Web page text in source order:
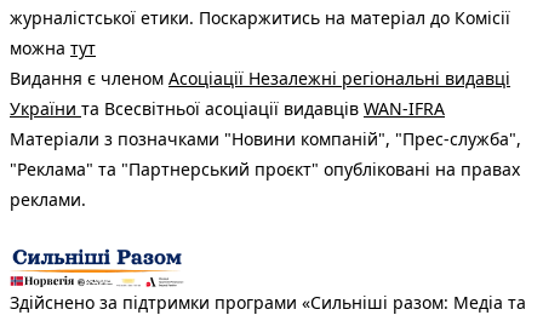
журналістської етики. Поскаржитись на матеріал до Комісії
можна тут
Видання є членом Асоціації Незалежні регіональні видавці
України та Всесвітньої асоціації видавців WAN-IFRA
Матеріали з позначками "Новини компаній", "Прес-служба",
"Реклама" та "Партнерський проєкт" опубліковані на правах
реклами.
Здійснено за підтримки програми «Сильніші разом: Медіа та